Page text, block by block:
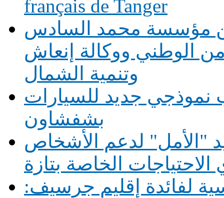
français de Tanger
مؤسسة محمد السادس
الوطني ووكالة إنعاش
وتنمية الشمال
نموذجي جديد للسيارات
بشفشاون
"الأمل" لدعم الأشخاص
الاحتياجات الخاصة بتازة
حافلة مدرسية لفائدة إقليم جرسيف: